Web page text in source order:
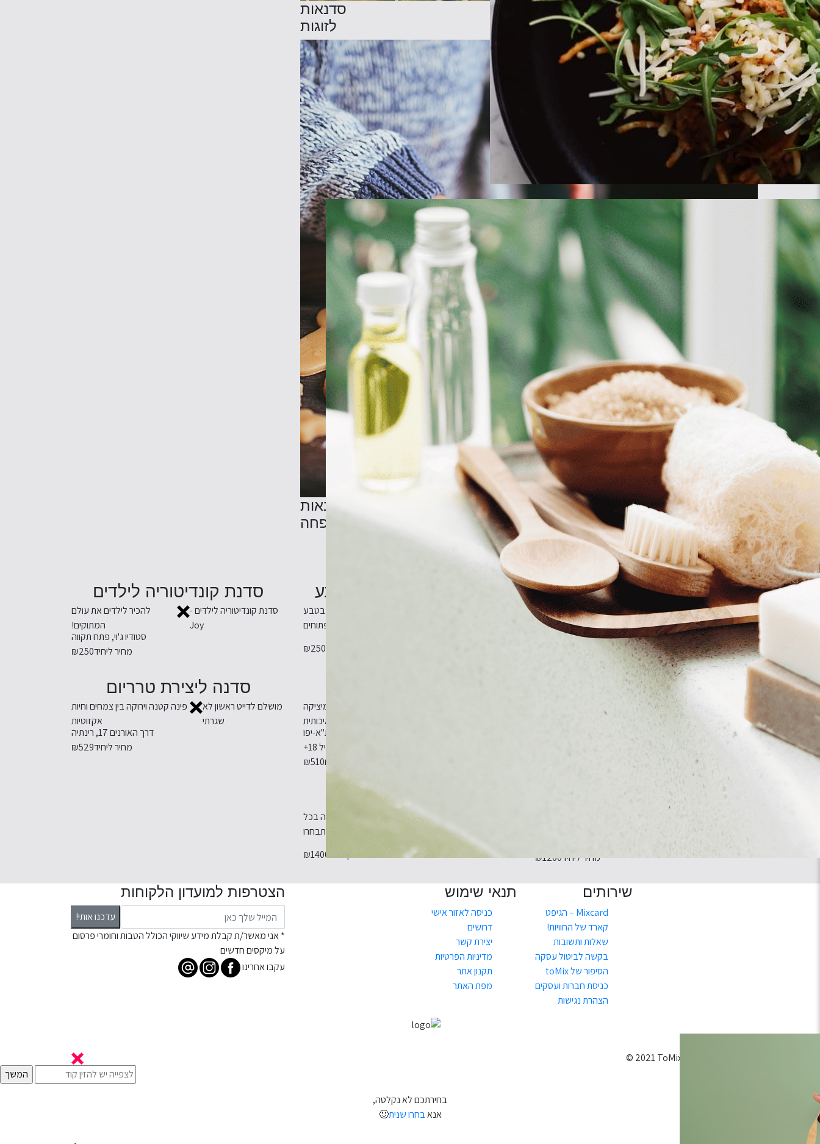
סדנאות
לזוגות
סדנאות
לכל המשפחה
סדנת יוגה ואקרובטיקה אווירית
תמיד חלמתם לעוף? אצלנו
זה אפשרי!
שיעור מטריף של יוגה
ואקרובטיקה אווירית
מרזוק ועזר 11, תל אביב-יפו
להורים וילדים בכל הגילאים
סדנת התססת ירקות בטבע
חוויה מעשית ומהנה בטבע
מתחת לשמים הפתוחים
₪250
סדנת קונדיטוריה לילדים
סדנת קונדיטוריה לילדים -
Joy
להכיר לילדים את עולם
המתוקים!
סטודיו ג'וי, פתח תקווה
מחיר ליחיד₪250
סדנה להכנת דים סאם וגיוזה
מביאים את המסעדה
בואו להכין פמוט ייחודי מיציקה
קרמית איכותית
גיל 18+
מחיר לאדם₪510
סדנה ליצירת טרריום
מושלם לדייט ראשון לא
שגרתי
פינה קטנה וירוקה בין צמחים וחיות
אקזוטיות
דרך האורנים 17, רינתיה
מחיר ליחיד₪529
סדנת שוקולד ופרלינים
להכניס קצת מתוק
מחיר ליחיד₪1200
סדנת צריבה בעץ
לצרוב על עץ עיצובים
ייחודיים יחדיו
סדנה מעשית ומהנה בכל
מקום שתבחרו
מחיר לקבוצה₪1400
שירותים
Mixcard – הגיפט
קארד של החוויות!
שאלות ותשובות
בקשה לביטול עסקה
הסיפור של toMix
כניסת חברות ועסקים
הצהרת נגישות
תנאי שימוש
כניסה לאזור אישי
דרושים
יצירת קשר
מדיניות הפרטיות
תקנון אתר
מפת האתר
הצטרפות למועדון הלקוחות
עדכנו אותי!
* אני מאשר/ת קבלת מידע שיווקי הכולל הטבות וחומרי פרסום
על מיקסים חדשים
עקבו אחרינו
בחירתכם לא נקלטה,
אנאבחרו שנית🙂